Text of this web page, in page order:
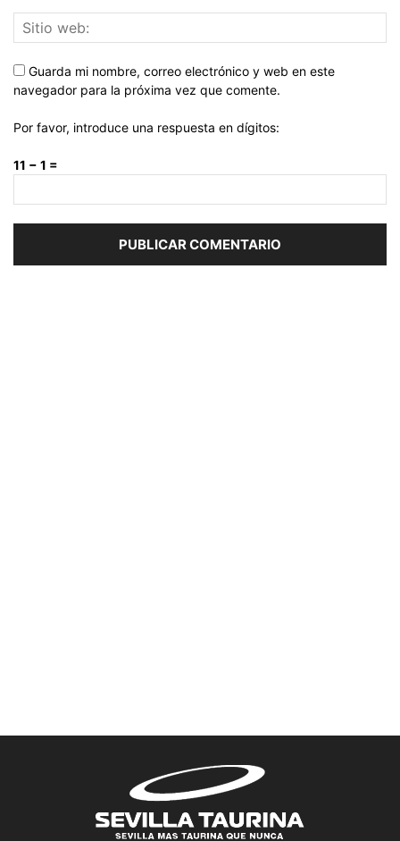
Guarda mi nombre, correo electrónico y web en este
navegador para la próxima vez que comente.
Por favor, introduce una respuesta en dígitos:
11 − 1 =